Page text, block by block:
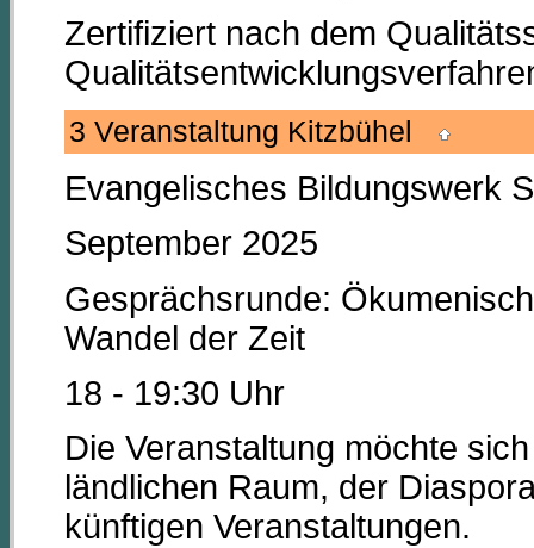
Zertifiziert nach dem
3 Veranstaltung Kitzbühel
Evangelisches Bildungswerk
September 2025
Gesprächsrunde:
Wandel der Zeit
18 - 19:30 Uhr
Die Veranstaltung möchte
ländlichen Raum, der
künftigen Veranstaltungen.